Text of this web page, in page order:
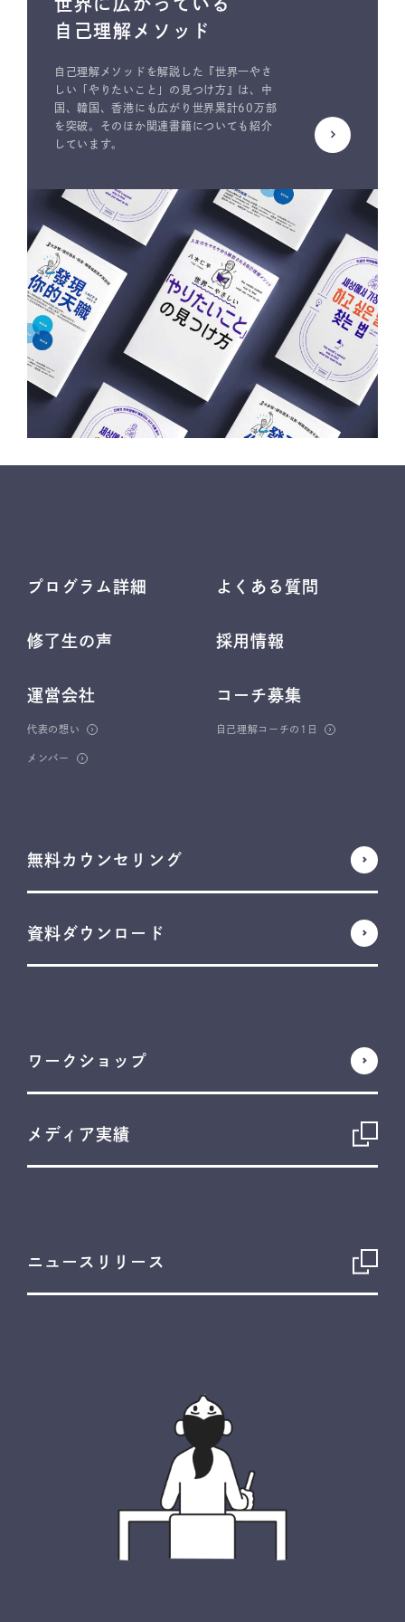
自己理解メソッド
自己理解メソッドを解説した『世界一やさ
しい「やりたいこと」の見つけ方』は、中
国、韓国、香港にも広がり世界累計60万部
を突破。そのほか関連書籍についても紹介
しています。
プログラム詳細
修了生の声
運営会社
代表の想い
メンバー
よくある質問
採用情報
コーチ募集
自己理解コーチの1日
無料カウンセリング
資料ダウンロード
ワークショップ
メディア実績
ニュースリリース